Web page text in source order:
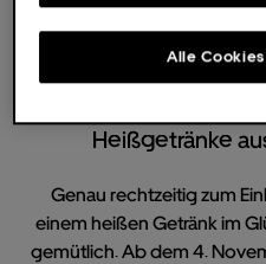
Platz
Heißgetränke
Genau rechtzeitig zum
einem heißen Getränk im
gemütlich. Ab dem 4.
Alle